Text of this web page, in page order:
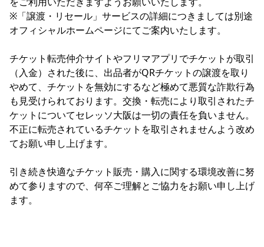
※「譲渡・リセール」サービスの詳細につきましては別途
オフィシャルホームページにてご案内いたします。
チケット転売仲介サイトやフリマアプリでチケットが取引
（入金）された後に、出品者がQRチケットの譲渡を取り
やめて、チケットを無効にするなど極めて悪質な詐欺行為
も見受けられております。交換・転売により取引されたチ
ケットについてセレッソ大阪は一切の責任を負いません。
不正に転売されているチケットを取引されませんよう改め
てお願い申し上げます。
引き続き快適なチケット販売・購入に関する環境改善に努
めて参りますので、何卒ご理解とご協力をお願い申し上げ
ます。